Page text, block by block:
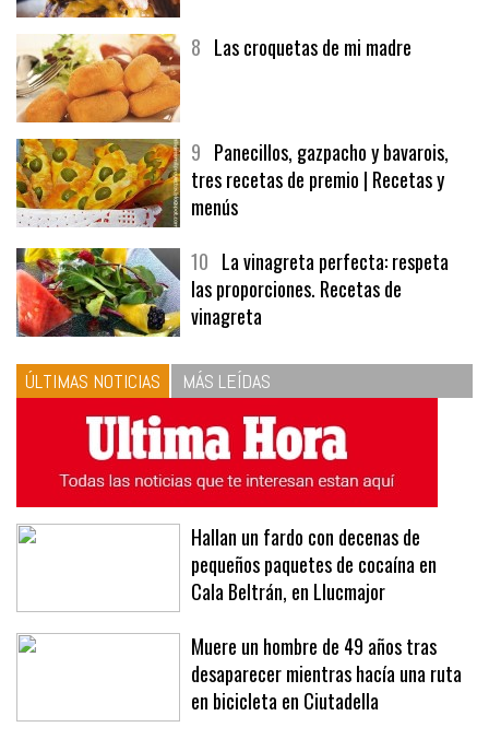
8 Las croquetas de mi madre
9 Panecillos, gazpacho y bavarois,
tres recetas de premio | Recetas y
menús
10 La vinagreta perfecta: respeta
las proporciones. Recetas de
vinagreta
ÚLTIMAS NOTICIAS MÁS LEÍDAS
Hallan un fardo con decenas de
pequeños paquetes de cocaína en
Cala Beltrán, en Llucmajor
Muere un hombre de 49 años tras
desaparecer mientras hacía una ruta
en bicicleta en Ciutadella